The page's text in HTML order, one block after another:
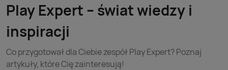
Play Expert – świat wiedzy i
inspiracji
Co przygotował dla Ciebie zespół Play Expert? Poznaj
artykuły, które Cię zainteresują!